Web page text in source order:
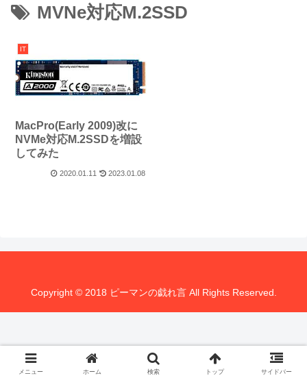
MVNe対応M.2SSD
IT
MacPro(Early 2009)改に
NVMe対応M.2SSDを増設
してみた
2020.01.11 2023.01.08
Copyright © 2018 ピーマンの戯れ言 All Rights Reserved.
メニュー ホーム 検索 トップ サイドバー